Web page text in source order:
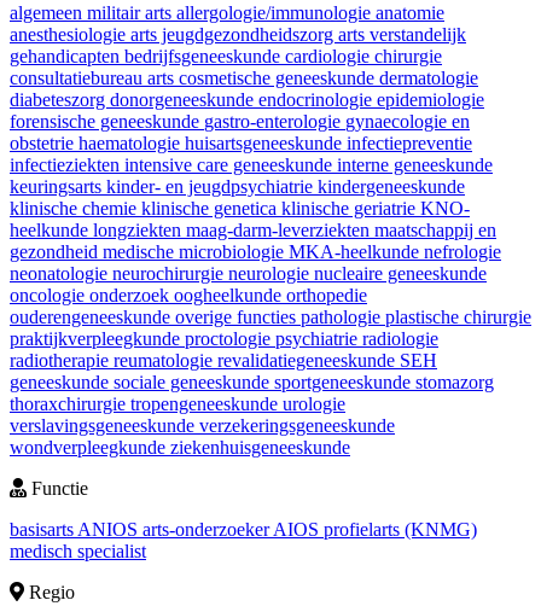
algemeen militair arts allergologie/immunologie anatomie
anesthesiologie arts jeugdgezondheidszorg arts verstandelijk
gehandicapten bedrijfsgeneeskunde cardiologie chirurgie
consultatiebureau arts cosmetische geneeskunde dermatologie
diabeteszorg donorgeneeskunde endocrinologie epidemiologie
forensische geneeskunde gastro-enterologie gynaecologie en
obstetrie haematologie huisartsgeneeskunde infectiepreventie
infectieziekten intensive care geneeskunde interne geneeskunde
keuringsarts kinder- en jeugdpsychiatrie kindergeneeskunde
klinische chemie klinische genetica klinische geriatrie KNO-
heelkunde longziekten maag-darm-leverziekten maatschappij en
gezondheid medische microbiologie MKA-heelkunde nefrologie
neonatologie neurochirurgie neurologie nucleaire geneeskunde
oncologie onderzoek oogheelkunde orthopedie
ouderengeneeskunde overige functies pathologie plastische chirurgie
praktijkverpleegkunde proctologie psychiatrie radiologie
radiotherapie reumatologie revalidatiegeneeskunde SEH
geneeskunde sociale geneeskunde sportgeneeskunde stomazorg
thoraxchirurgie tropengeneeskunde urologie
verslavingsgeneeskunde verzekeringsgeneeskunde
wondverpleegkunde ziekenhuisgeneeskunde
Functie
basisarts ANIOS arts-onderzoekerAIOS profielarts (KNMG)
medisch specialist
Regio